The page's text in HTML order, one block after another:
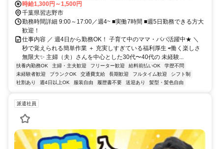
行中
時給1,300円～1,500円
千葉県習志野市
勤務時間詳細 9:00～17:00／週4~ ■実働7時間 ■週5日勤務できる方大
歓迎！
仕事内容 ／ 週4日から勤務OK！ 子育て中のママ・パパ活躍中★ ＼
秒で覚えられる簡単作業 ＋ 充実しすぎている福利厚生 ⇨働く楽しさ
無限大✨️ 主婦（夫）さんを中心とした30代〜40代の 未経験...
扶養内勤務OK 主婦・主夫歓迎 フリーター歓迎 給料前払いOK
学歴不問
未経験者歓迎
ブランクOK 交通費支給 長期歓迎 フルタイム歓迎
シフト制
社割あり
週4日以上OK 服装自由 履歴書不要 送迎あり 髪型・髪色自由
派遣社員